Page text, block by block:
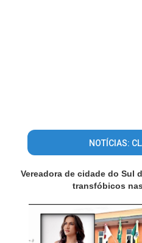
NOTÍCIAS:
Vereadora de cidade do Sul
transfóbicos